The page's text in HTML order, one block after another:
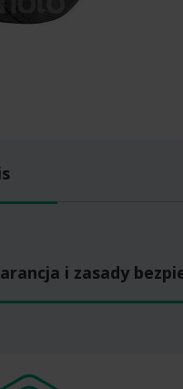
i zasady